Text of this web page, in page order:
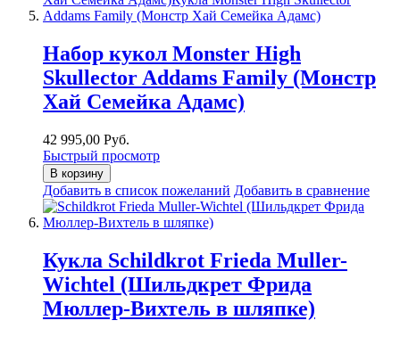
Набор кукол Monster High
Skullector Addams Family (Монстр
Хай Семейка Адамс)
42 995,00 Руб.
Быстрый просмотр
В корзину
Добавить в список пожеланий Добавить в сравнение
Кукла Schildkrot Frieda Muller-
Wichtel (Шильдкрет Фрида
Мюллер-Вихтель в шляпке)